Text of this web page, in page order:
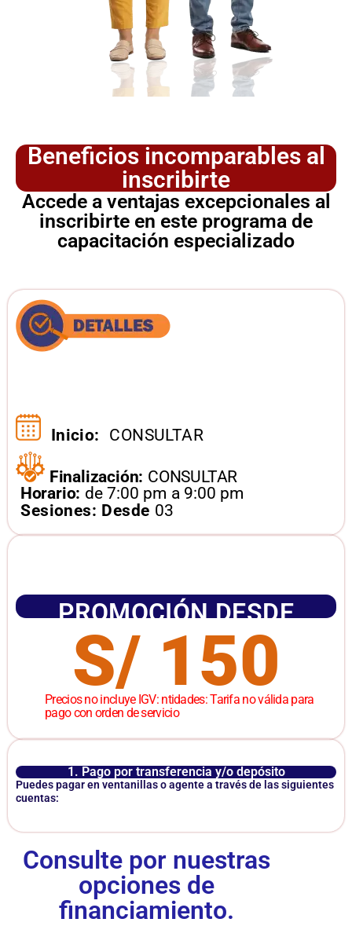
Beneficios incomparables al
inscribirte
Accede a ventajas excepcionales al
inscribirte en este programa de
capacitación especializado
Inicio: CONSULTAR
Finalización: CONSULTAR
Horario: de 7:00 pm a 9:00 pm
Sesiones: Desde 03
PROMOCIÓN DESDE
S/ 150
Precios no incluye IGV: ntidades: Tarifa no válida para
pago con orden de servicio
1. Pago por transferencia y/o depósito
Puedes pagar en ventanillas o agente a través de las siguientes
cuentas:
Consulte por nuestras
opciones de
financiamiento.